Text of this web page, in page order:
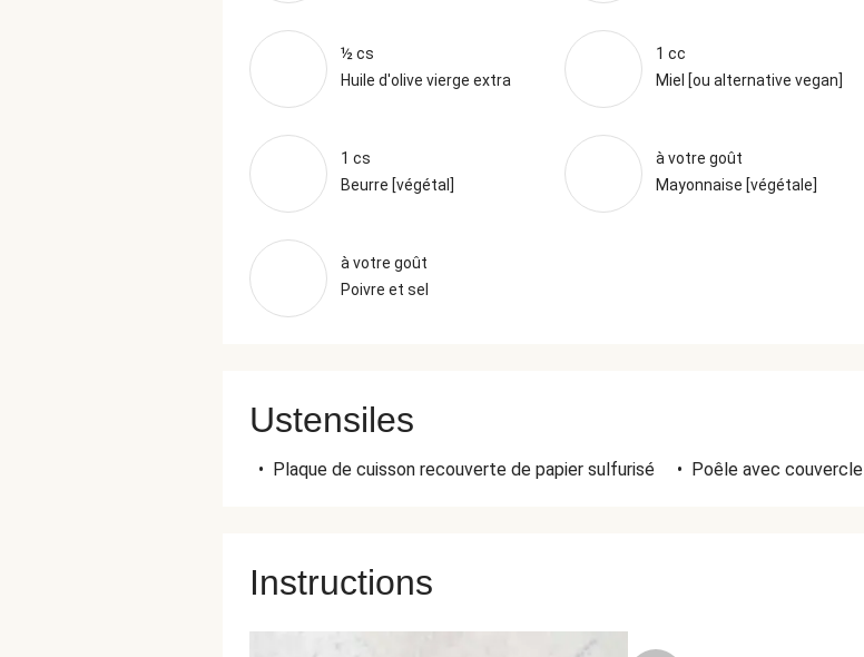
½ cs
Huile d'olive vierge extra
1 cc
Miel [ou alternative vegan]
1 cs
Beurre [végétal]
à votre goût
Mayonnaise [végétale]
à votre goût
Poivre et sel
Ustensiles
• Plaque de cuisson recouverte de papier sulfurisé • Poêle avec couvercle
Instructions